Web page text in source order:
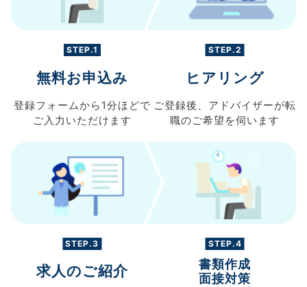
STEP.1
無料お申込み
登録フォームから 1分ほどで
ご入力 いただけます
STEP.2
ヒアリング
ご登録後、 アドバイザーが転
職のご希望を伺います
STEP.3
求人のご紹介
STEP.4
書類作成
面接対策